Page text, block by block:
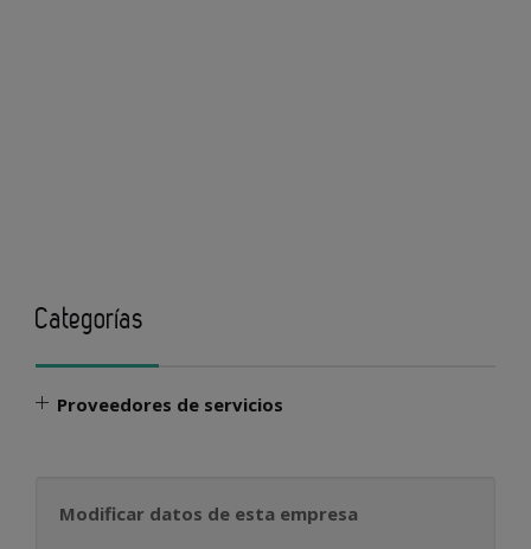
Categorías
Proveedores de servicios
Modificar datos de esta empresa